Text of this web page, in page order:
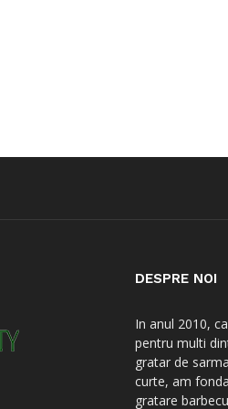
DESPRE NOI
In anul 2010,
pentru multi
gratar de
curte, am
gratare